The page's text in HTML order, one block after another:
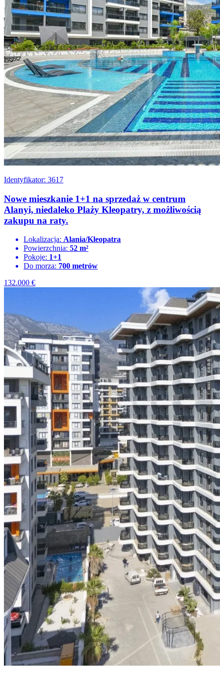
Identyfikator: 3617
Nowe mieszkanie 1+1 na sprzedaż w centrum
Alanyi, niedaleko Plaży Kleopatry, z możliwością
zakupu na raty.
Lokalizacja: Alania/Kleopatra
Powierzchnia: 52 m²
Pokoje: 1+1
Do morza: 700 metrów
132.000 €